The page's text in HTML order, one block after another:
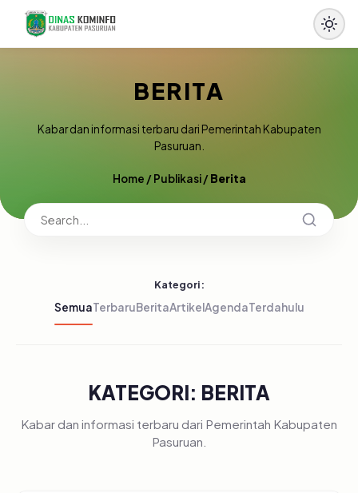
BERITA
Kabar dan informasi terbaru dari Pemerintah Kabupaten
Pasuruan.
Home /Publikasi/Berita
Kategori:
SemuaTerbaruBeritaArtikelAgendaTerdahulu
KATEGORI: BERITA
Kabar dan informasi terbaru dari Pemerintah Kabupaten
Pasuruan.